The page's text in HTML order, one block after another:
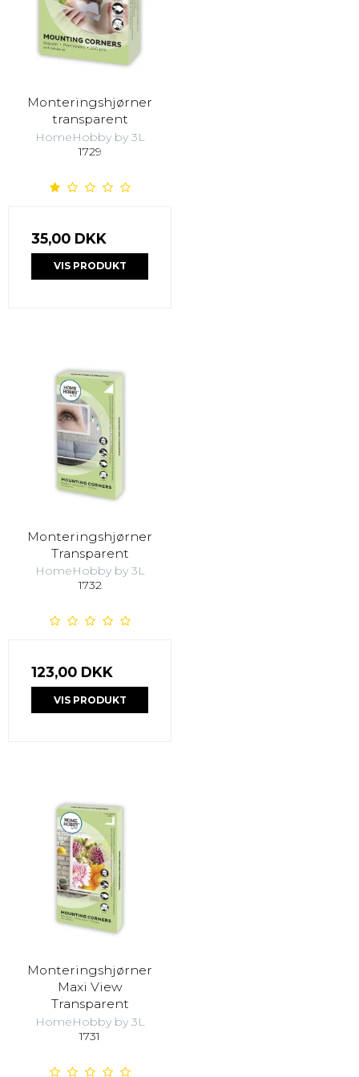
Monteringshjørner
transparent
HomeHobby by 3L
1729
35,00 DKK
VIS PRODUKT
Monteringshjørner
Transparent
HomeHobby by 3L
1732
123,00 DKK
VIS PRODUKT
Monteringshjørner
Maxi View
Transparent
HomeHobby by 3L
1731